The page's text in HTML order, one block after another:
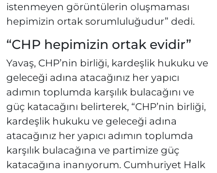
istenmeyen görüntülerin oluşmaması
hepimizin ortak sorumluluğudur” dedi.
“CHP hepimizin ortak evidir”
Yavaş, CHP’nin birliği, kardeşlik hukuku ve
geleceği adına atacağınız her yapıcı
adımın toplumda karşılık bulacağını ve
güç katacağını belirterek, “CHP’nin birliği,
kardeşlik hukuku ve geleceği adına
atacağınız her yapıcı adımın toplumda
karşılık bulacağına ve partimize güç
katacağına inanıyorum. Cumhuriyet Halk